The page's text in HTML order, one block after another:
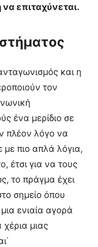
επιταχύνεται.
και η
τον
ένα μερίδιο σε
πλέον λόγο να
με πιο απλά λόγια,
έτσι για να τους
το πράγμα έχει
σημείο όπου
ενιαία αγορά
μιας